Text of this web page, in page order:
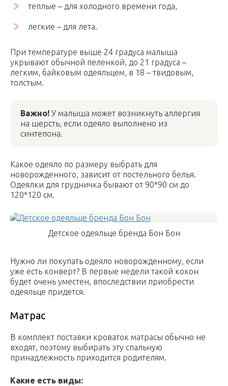
теплые – для холодного времени года,
легкие – для лета.
При температуре выше 24 градуса малыша
укрывают обычной пеленкой, до 21 градуса –
легким, байковым одеяльцем, в 18 – твидовым,
толстым.
Важно! У малыша может возникнуть аллергия
на шерсть, если одеяло выполнено из
синтепона.
Какое одеяло по размеру выбрать для
новорожденного, зависит от постельного белья.
Одеялки для грудничка бывают от 90*90 см до
120*120 см.
Детское одеяльце бренда Бон Бон
Нужно ли покупать одеяло новорожденному, если
уже есть конверт? В первые недели такой кокон
будет очень уместен, впоследствии приобрести
одеяльце придется.
Матрас
В комплект поставки кроваток матрасы обычно не
входят, поэтому выбирать эту спальную
принадлежность приходится родителям.
Какие есть виды: